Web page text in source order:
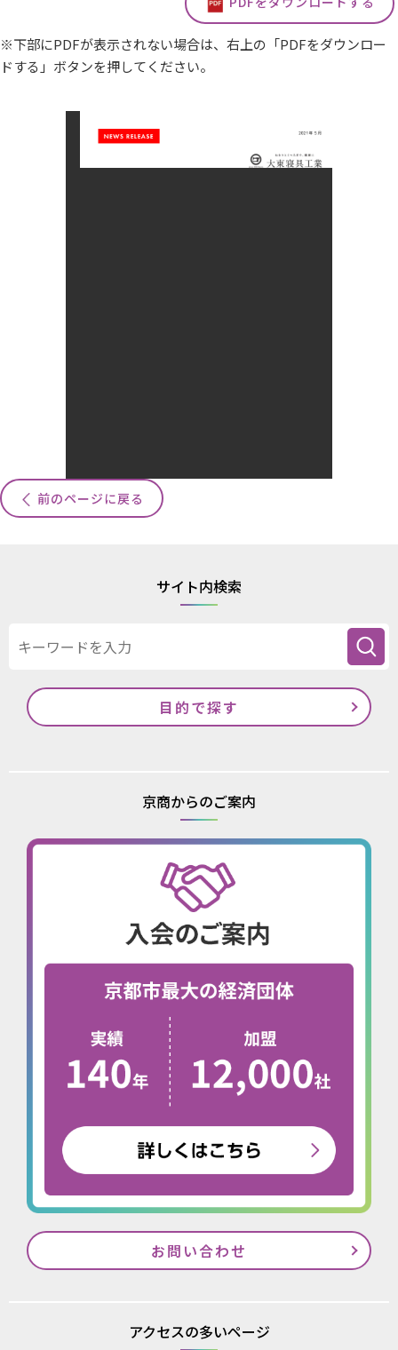
※下部にPDFが表示されない場合は、右上の「PDFをダウンロー
ドする」ボタンを押してください。
前のページに戻る
サイト内検索
目的で探す
京商からのご案内
お問い合わせ
アクセスの多いページ